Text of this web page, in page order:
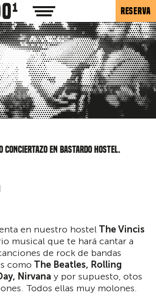
RESERVA
conciertazo en Bastardo Hostel.
en nuestro hostel The Vincis
musical que te hará cantar a
de rock de bandas
como The Beatles, Rolling
Nirvana y por supuesto, otos
Todos ellas muy molones.